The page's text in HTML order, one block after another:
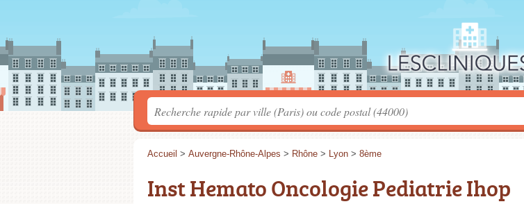
Accueil > Auvergne-Rhône-Alpes > Rhône > Lyon > 8ème
Inst Hemato Oncologie Pediatrie Ihop